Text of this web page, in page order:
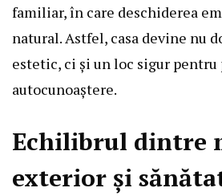
familiar, în care deschiderea
natural. Astfel, casa devine nu
estetic, ci și un loc sigur pentru
autocunoaștere.
Echilibrul dintre
exterior și